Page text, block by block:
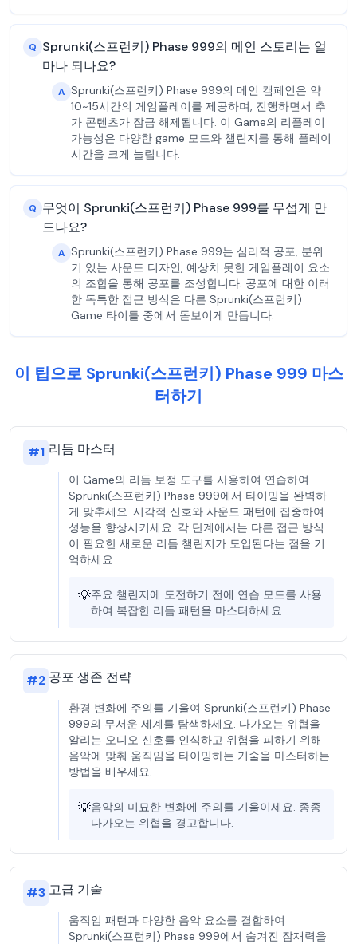
Q Sprunki(스프런키) Phase 999의 메인 스토리는 얼
마나 되나요?
A Sprunki(스프런키) Phase 999의 메인 캠페인은 약
10~15시간의 게임플레이를 제공하며, 진행하면서 추
가 콘텐츠가 잠금 해제됩니다. 이 Game의 리플레이
가능성은 다양한 game 모드와 챌린지를 통해 플레이
시간을 크게 늘립니다.
Q 무엇이 Sprunki(스프런키) Phase 999를 무섭게 만
드나요?
A Sprunki(스프런키) Phase 999는 심리적 공포, 분위
기 있는 사운드 디자인, 예상치 못한 게임플레이 요소
의 조합을 통해 공포를 조성합니다. 공포에 대한 이러
한 독특한 접근 방식은 다른 Sprunki(스프런키)
Game 타이틀 중에서 돋보이게 만듭니다.
이 팁으로 Sprunki(스프런키) Phase 999 마스
터하기
#1 리듬 마스터
이 Game의 리듬 보정 도구를 사용하여 연습하여
Sprunki(스프런키) Phase 999에서 타이밍을 완벽하
게 맞추세요. 시각적 신호와 사운드 패턴에 집중하여
성능을 향상시키세요. 각 단계에서는 다른 접근 방식
이 필요한 새로운 리듬 챌린지가 도입된다는 점을 기
억하세요.
💡주요 챌린지에 도전하기 전에 연습 모드를 사용
하여 복잡한 리듬 패턴을 마스터하세요.
#2 공포 생존 전략
환경 변화에 주의를 기울여 Sprunki(스프런키) Phase
999의 무서운 세계를 탐색하세요. 다가오는 위협을
알리는 오디오 신호를 인식하고 위험을 피하기 위해
음악에 맞춰 움직임을 타이밍하는 기술을 마스터하는
방법을 배우세요.
💡음악의 미묘한 변화에 주의를 기울이세요. 종종
다가오는 위협을 경고합니다.
#3 고급 기술
움직임 패턴과 다양한 음악 요소를 결합하여
Sprunki(스프런키) Phase 999에서 숨겨진 잠재력을